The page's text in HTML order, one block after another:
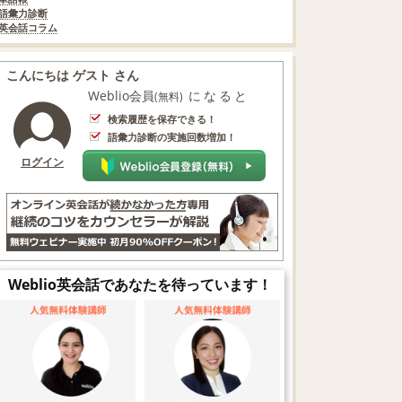
彙力診断
会話コラム
こんにちは ゲスト さん
ログイン
Weblio会員(無料) になると
検索履歴を保存できる！
語彙力診断の実施回数増加！
Weblio英会話であなたを待っています！